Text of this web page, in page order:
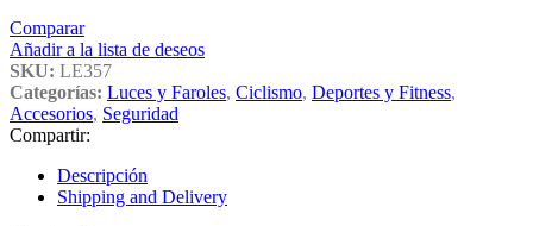
Comparar
Añadir a la lista de deseos
SKU: LE357
Categorías: Luces y Faroles, Ciclismo, Deportes y Fitness,
Accesorios, Seguridad
Compartir:
Descripción
Shipping and Delivery